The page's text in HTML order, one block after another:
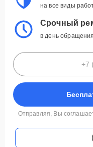
на все виды
Срочный
в день
Отправляя, Вы